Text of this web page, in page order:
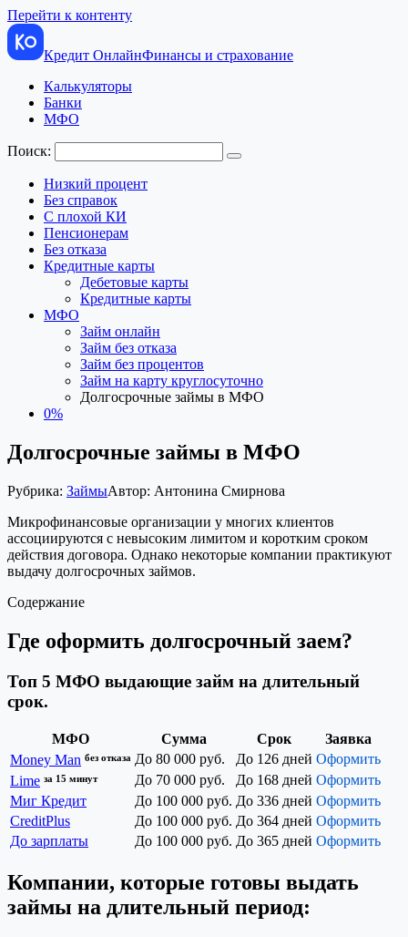
Перейти к контенту
Кредит ОнлайнФинансы и страхование
Калькуляторы
Банки
МФО
Поиск:
Низкий процент
Без справок
С плохой КИ
Пенсионерам
Без отказа
Кредитные карты
Дебетовые карты
Кредитные карты
МФО
Займ онлайн
Займ без отказа
Займ без процентов
Займ на карту круглосуточно
Долгосрочные займы в МФО
0%
Долгосрочные займы в МФО
Рубрика: ЗаймыАвтор: Антонина Смирнова
Микрофинансовые организации у многих клиентов
ассоциируются с невысоким лимитом и коротким сроком
действия договора. Однако некоторые компании практикуют
выдачу долгосрочных займов.
Содержание
Где оформить долгосрочный заем?
Топ 5 МФО выдающие займ на длительный
срок.
МФО Сумма Срок
Заявка
Money Man без отказа До 80 000 руб. До 126 дней Оформить
Lime за 15 минут До 70 000 руб. До 168 дней Оформить
Миг Кредит
До 100 000 руб. До 336 дней Оформить
CreditPlus
До 100 000 руб. До 364 дней Оформить
До зарплаты
До 100 000 руб. До 365 дней Оформить
Компании, которые готовы выдать
займы на длительный период: